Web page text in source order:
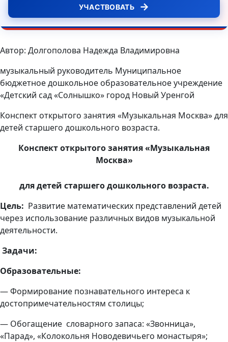
УЧАСТВОВАТЬ →
Автор: Долгополова Надежда Владимировна
музыкальный руководитель Муниципальное
бюджетное дошкольное образовательное учреждение
«Детский сад «Солнышко» город Новый Уренгой
Конспект открытого занятия «Музыкальная Москва» для
детей старшего дошкольного возраста.
Конспект открытого занятия «Музыкальная
Москва»
для детей старшего дошкольного возраста.
Цель: Развитие математических представлений детей
через использование различных видов музыкальной
деятельности.
Задачи:
Образовательные:
— Формирование познавательного интереса к
достопримечательностям столицы;
— Обогащение словарного запаса: «Звонница»,
«Парад», «Колокольня Новодевичьего монастыря»;